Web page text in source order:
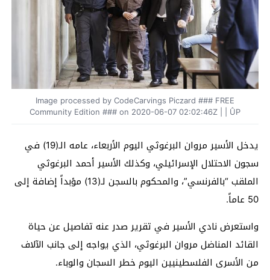
Image processed by CodeCarvings Piczard ### FREE
Community Edition ### on 2020-06-07 02:02:46Z | | ÛP
يدخل الأسير مروان البرغوثي اليوم الأربعاء، عامه الـ(19) في
سجون الاحتلال الإسرائيلي، وكذلك الأسير أحمد البرغوثي
الملقب “بالفرنسي”، والمحكوم بالسجن لـ(13) مؤبداً إضافة إلى
50 عاماً.
واستعرض نادي الأسير في تقرير صدر عنه تفاصيل عن حياة
القائد المناضل مروان البرغوثي، الذي يواجه إلى جانب الآلاف
من الأسرى الفلسطينيين اليوم خطر السجان والوباء.